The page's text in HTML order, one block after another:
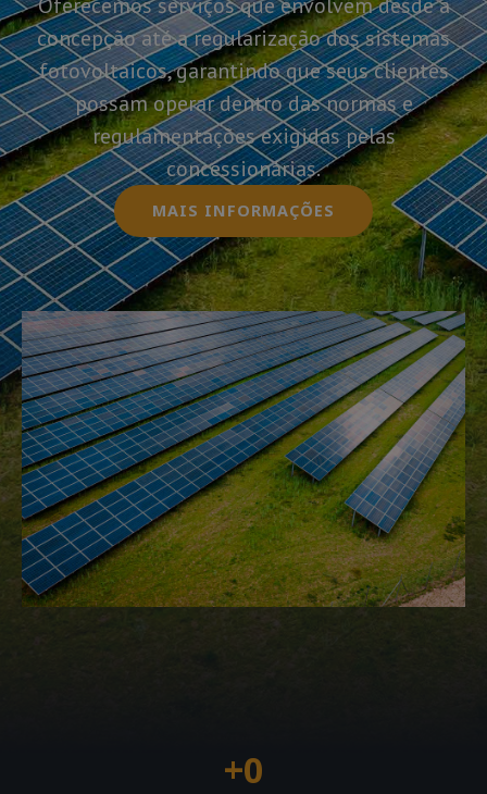
concepção até a regularização dos sistemas
fotovoltaicos, garantindo que seus clientes
possam operar dentro das normas e
regulamentações exigidas pelas
concessionárias.
MAIS INFORMAÇÕES
+0